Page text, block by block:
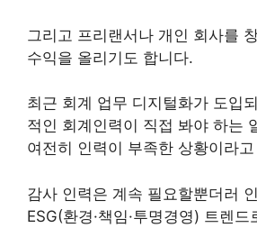
그리고 프리랜서나 개인 회사를
수익을 올리기도 합니다.
최근 회계 업무 디지털화가 도입
적인 회계인력이 직접 봐야 하는
여전히 인력이 부족한 상황이라
감사 인력은 계속 필요할뿐더러
ESG(환경·책임·투명경영) 트렌드